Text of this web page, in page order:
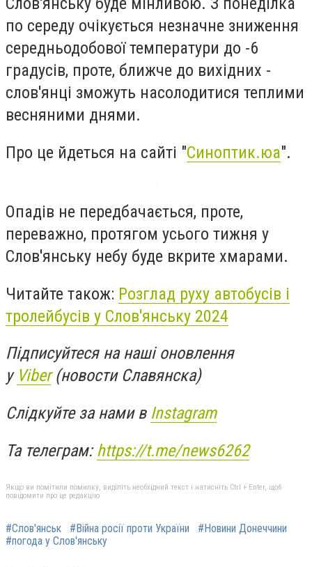
по середу очікується незначне зниження
середньодобової температури до -6
градусів, проте, ближче до вихідних -
слов'янці зможуть насолодитися теплими
весняними днями.
Про це йдеться на сайті "Синоптик.юа".
Опадів не передбачається, проте,
переважно, протягом усього тижня у
Слов'янську небу буде вкрите хмарами.
Читайте також: Розглад руху автобусів і
тролейбусів у Слов'янську 2024
Підписуйтеся на наші оновлення
у Viber(новости Славянска)
Слідкуйте за нами в Instagram
Та телеграм: https://t.me/news6262
Якщо ви помітили помилку, виділіть необхідний текст і натисніть Ctrl + Enter, щоб
повідомити про це редакцію
#Слов'янськ #Війна росії проти України
#Новини Донеччини
#погода у Слов'янську